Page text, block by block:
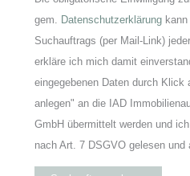
gem. Datenschutzerklärung
Suchauftrags (per Mail-Link)
erkläre ich mich damit
eingegebenen Daten durch
anlegen" an die IAD
GmbH übermittelt werden und
nach Art. 7 DSGVO gelesen und